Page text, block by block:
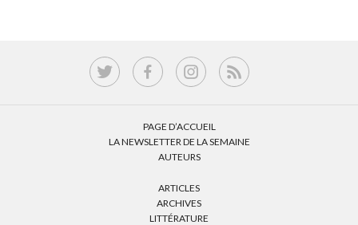
PAGE D’ACCUEIL
LA NEWSLETTER DE LA SEMAINE
AUTEURS
ARTICLES
ARCHIVES
LITTÉRATURE